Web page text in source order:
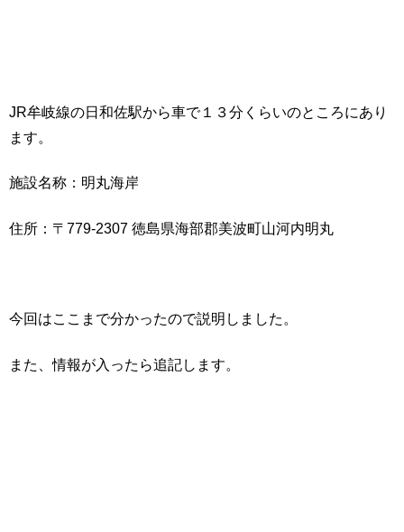
JR牟岐線の日和佐駅から車で１３分くらいのところにあり
ます。
施設名称：明丸海岸
住所：〒779-2307 徳島県海部郡美波町山河内明丸
今回はここまで分かったので説明しました。
また、情報が入ったら追記します。